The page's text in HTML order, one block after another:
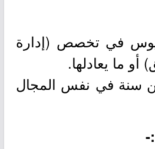
في تخصص (إدارة
أو ما يعادلها.
سنة في نفس المجال